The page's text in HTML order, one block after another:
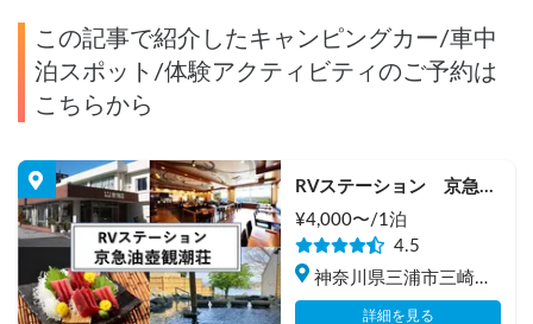
この記事で紹介したキャンピングカー/車中
泊スポット/体験アクティビティのご予約は
こちらから
RVステーション　京急油
壺観潮荘
¥4,000〜/1泊
4.5
神奈川県三浦市三崎町
小網代
詳細を見る